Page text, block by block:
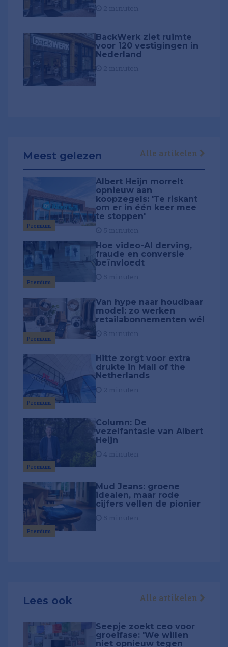
BackWerk ziet ruimte
voor 120 vestigingen in
Nederland
Meest gelezen Alle artikelen
Premium
Albert Heijn morrelt
opnieuw aan
koopzegels: 'Te riskant
om er in één keer mee
te stoppen'
Premium
Hoe video-AI derving,
fraude en conversie
beïnvloedt
Premium
Van hype naar houdbaar
model: zo werken
retailabonnementen wél
Premium
Hitte zorgt voor extra
drukte in Mall of the
Netherlands
Premium
Column: De
vezelfantasie van Albert
Heijn
Premium
Mud Jeans: groene
idealen, maar rode
cijfers vellen de pionier
Lees ook Alle artikelen
Seepje zoekt ceo voor
groeifase: 'We willen
niet opnieuw tegen